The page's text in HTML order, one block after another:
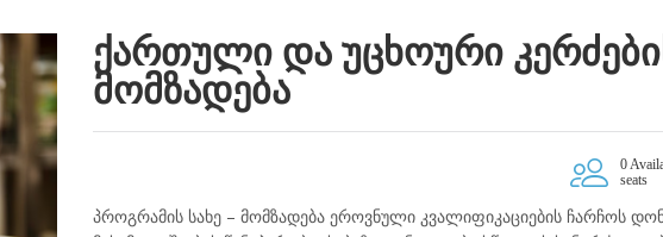
ქართული და უცხოური
მომზადება
0
seats
პროგრამის სახე – მომზადება ეროვნული კვალიფიკაციების ჩარჩოს